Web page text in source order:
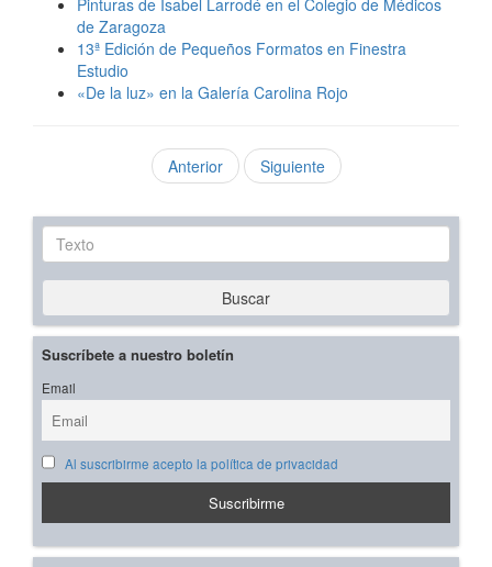
de Zaragoza
13ª Edición de Pequeños Formatos en Finestra
Estudio
«De la luz» en la Galería Carolina Rojo
Anterior Siguiente
Texto
Buscar
Suscríbete a nuestro boletín
Email
Al suscribirme acepto la política de privacidad